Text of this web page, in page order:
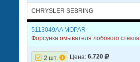
CHRYSLER SEBRING
5113049AA MOPAR
Форсунка омывателя лобового стекла
2 шт. Цена: 6.720